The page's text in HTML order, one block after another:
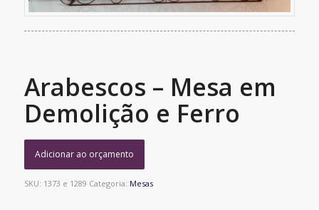
Arabescos – Mesa em
Demolição e Ferro
Adicionar ao orçamento
SKU: 1373 e 1289 Categoria: Mesas